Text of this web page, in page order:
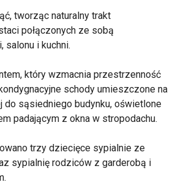
tworząc naturalny trakt
połączonych ze sobą
salonu i kuchni.
który wzmacnia przestrzenność
schody umieszczone na
do sąsiedniego budynku, oświetlone
padającym z okna w stropodachu.
trzy dziecięce sypialnie ze
sypialnię rodziców z garderobą i